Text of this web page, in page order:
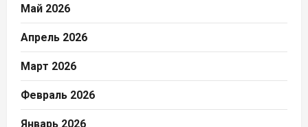
Май 2026
Апрель 2026
Март 2026
Февраль 2026
Январь 2026